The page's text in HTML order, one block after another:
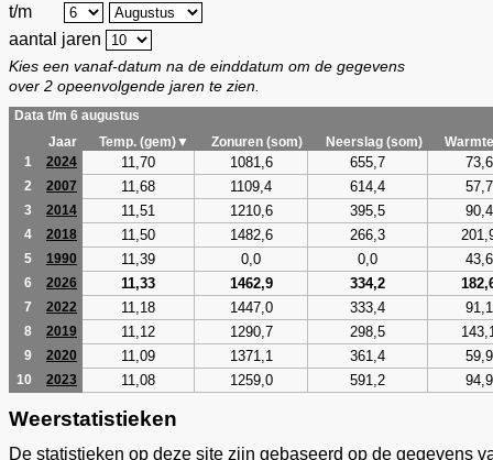
t/m
aantal jaren
Kies een vanaf-datum na de einddatum om de gegevens
over 2 opeenvolgende jaren te zien.
Data t/m 6 augustus
Jaar
Temp. (gem)▼ Zonuren (som) Neerslag (som)
1
2024 11,70 1081,6 655,7 73,6
2 2007 11,68 1109,4 614,4 57,7
3 2014 11,51 1210,6 395,5 90,4
4 2018 11,50 1482,6 266,3
5 1990 11,39 0,0 0,0 43,6
6 2026 11,33 1462,9 334,2
7 2022 11,18 1447,0 333,4 91,1
8 2019 11,12 1290,7 298,5
9 2020 11,09 1371,1 361,4 59,9
10 2023 11,08 1259,0 591,2 94,9
Weerstatistieken
De statistieken op deze site zijn gebaseerd op de gegevens